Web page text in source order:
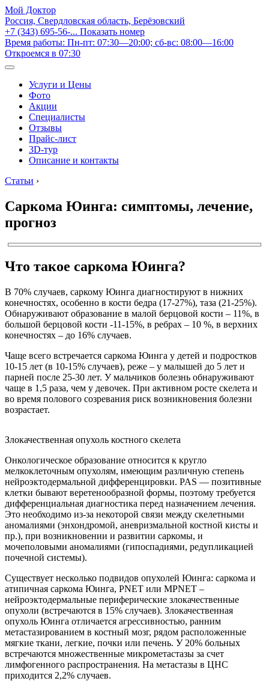
Мой Доктор
Россия, Свердловская область, Берёзовский
+7 (343) 695-56-... Показать номер
Время работы: Пн-пт: 07:30—20:00; сб-вс: 08:00—16:00
Откроемся в 07:30
Услуги и Цены
Фото
Акции
Специалисты
Отзывы
Прайс-лист
3D-тур
Описание и контакты
Статьи ›
Саркома Юинга: симптомы, лечение,
прогноз
Что такое саркома Юинга?
В 70% случаев, саркому Юинга диагностируют в нижних
конечностях, особенно в кости бедра (17-27%), таза (21-25%).
Обнаруживают образование в малой берцовой кости – 11%, в
большой берцовой кости -11-15%, в ребрах – 10 %, в верхних
конечностях – до 16% случаев.
Чаще всего встречается саркома Юинга у детей и подростков
10-15 лет (в 10-15% случаев), реже – у малышей до 5 лет и
парней после 25-30 лет. У мальчиков болезнь обнаруживают
чаще в 1,5 раза, чем у девочек. При активном росте скелета и
во время полового созревания риск возникновения болезни
возрастает.
Злокачественная опухоль костного скелета
Онкологическое образование относится к кругло
мелкоклеточным опухолям, имеющим различную степень
нейроэктодермальной дифференцировки. PAS — позитивные
клетки бывают веретенообразной формы, поэтому требуется
дифференциальная диагностика перед назначением лечения.
Это необходимо из-за некоторой связи между скелетными
аномалиями (энхондромой, аневризмальной костной кисты и
пр.), при возникновении и развитии саркомы, и
мочеполовыми аномалиями (гипоспадиями, редупликацией
почечной системы).
Существует несколько подвидов опухолей Юинга: саркома и
атипичная саркома Юинга, PNET или MPNET –
нейроэктодермальные периферические злокачественные
опухоли (встречаются в 15% случаев). Злокачественная
опухоль Юинга отличается агрессивностью, ранним
метастазированием в костный мозг, рядом расположенные
мягкие ткани, легкие, почки или печень. У 20% больных
встречаются множественные микрометастазы за счет
лимфогенного распространения. На метастазы в ЦНС
приходится 2,2% случаев.